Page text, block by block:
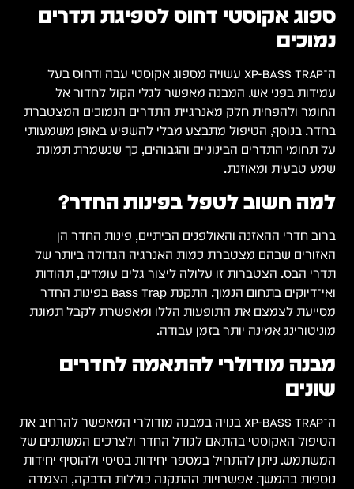
ספוג אקוסטי דחוס לספיגת תדרים
נמוכים
ה־XP-BASS TRAP עשויה מספוג אקוסטי עבה ודחוס בעל
עמידות בפני אש. המבנה מאפשר לגלי הקול לחדור אל
החומר ולהפחית חלק מאנרגיית התדרים הנמוכים המצטברת
בחדר. בנוסף, הטיפול מתבצע מבלי להשפיע באופן משמעותי
על תחומי התדרים הבינוניים והגבוהים, כך שנשמרת תמונת
שמע טבעית ומאוזנת.
למה חשוב לטפל בפינות החדר?
ברוב חדרי ההאזנה והאולפנים הביתיים, פינות החדר הן
האזורים שבהם מצטברת כמות האנרגיה הגדולה ביותר של
תדרי הבס. הצטברות זו עלולה ליצור גלים עומדים, תהודות
ואי־דיוקים בתחום הנמוך. התקנת Bass Trap בפינות החדר
מסייעת לצמצם את התופעות הללו ומאפשרת לקבל תמונת
מוניטורינג אמינה יותר בזמן עבודה.
מבנה מודולרי להתאמה לחדרים
שונים
ה־XP-BASS TRAP בנויה במבנה מודולרי המאפשר להרחיב את
הטיפול האקוסטי בהתאם לגודל החדר ולצרכים המשתנים של
המשתמש. ניתן להתחיל במספר יחידות בסיסי ולהוסיף יחידות
נוספות בהמשך. אפשרויות ההתקנה כוללות הדבקה, הצמדה